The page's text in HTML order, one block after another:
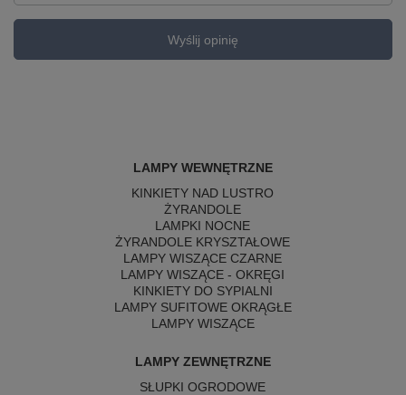
Wyślij opinię
LAMPY WEWNĘTRZNE
KINKIETY NAD LUSTRO
ŻYRANDOLE
LAMPKI NOCNE
ŻYRANDOLE KRYSZTAŁOWE
LAMPY WISZĄCE CZARNE
LAMPY WISZĄCE - OKRĘGI
KINKIETY DO SYPIALNI
LAMPY SUFITOWE OKRĄGŁE
LAMPY WISZĄCE
LAMPY ZEWNĘTRZNE
SŁUPKI OGRODOWE